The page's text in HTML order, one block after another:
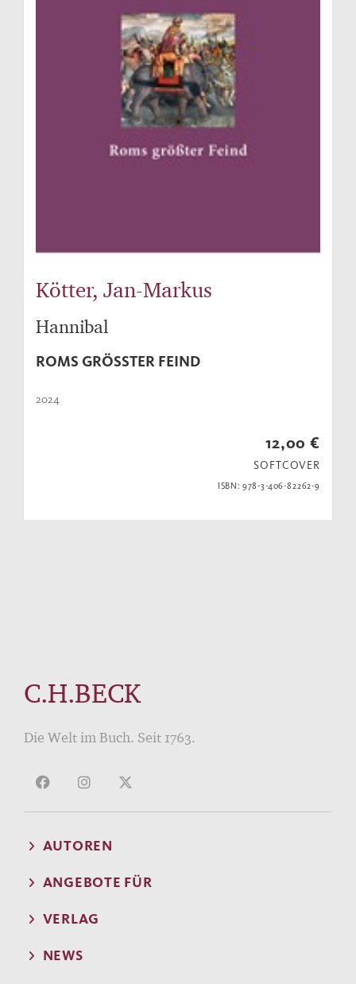
Kötter, Jan-Markus
Hannibal
ROMS GRÖSSTER FEIND
2024
12,00 €
SOFTCOVER
ISBN: 978-3-406-82262-9
C.H.BECK
Die Welt im Buch. Seit 1763.
AUTOREN
ANGEBOTE FÜR
VERLAG
NEWS